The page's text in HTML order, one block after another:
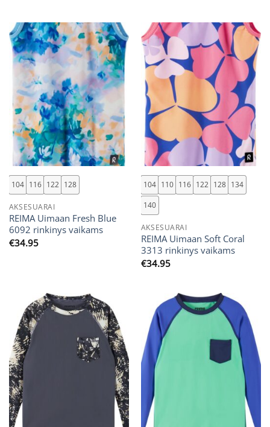
104 116 122 128
AKSESUARAI
REIMA Uimaan Fresh Blue
6092 rinkinys vaikams
€34.95
104 110 116 122 128 134
140
AKSESUARAI
REIMA Uimaan Soft Coral
3313 rinkinys vaikams
€34.95